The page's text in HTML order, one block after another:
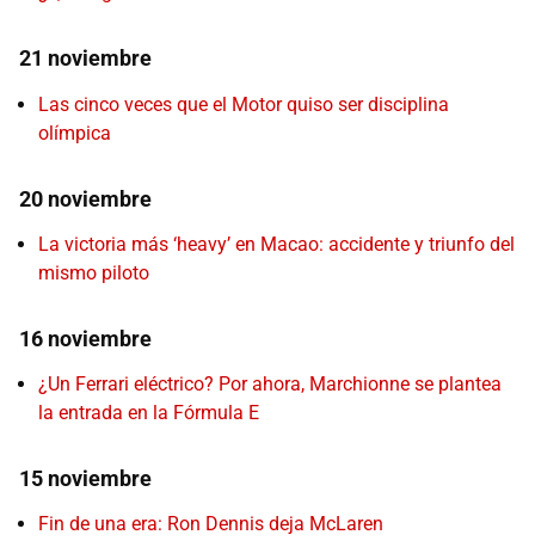
21 noviembre
Las cinco veces que el Motor quiso ser disciplina
olímpica
20 noviembre
La victoria más ‘heavy’ en Macao: accidente y triunfo del
mismo piloto
16 noviembre
¿Un Ferrari eléctrico? Por ahora, Marchionne se plantea
la entrada en la Fórmula E
15 noviembre
Fin de una era: Ron Dennis deja McLaren